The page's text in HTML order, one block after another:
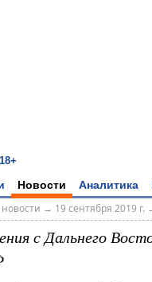
18+
Новости Аналитика
→ 19 сентября 2019 г.
с Дальнего